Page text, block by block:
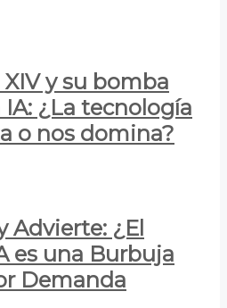
y su bomba
¿La tecnología
o nos domina?
Advierte: ¿El
es una Burbuja
Demanda